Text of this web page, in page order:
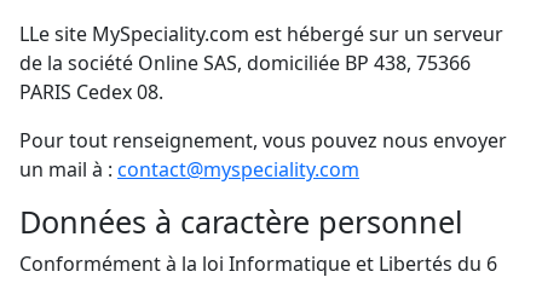
LLe site MySpeciality.com est hébergé sur un serveur
de la société Online SAS, domiciliée BP 438, 75366
PARIS Cedex 08.
Pour tout renseignement, vous pouvez nous envoyer
un mail à : contact@myspeciality.com
Données à caractère personnel
Conformément à la loi Informatique et Libertés du 6